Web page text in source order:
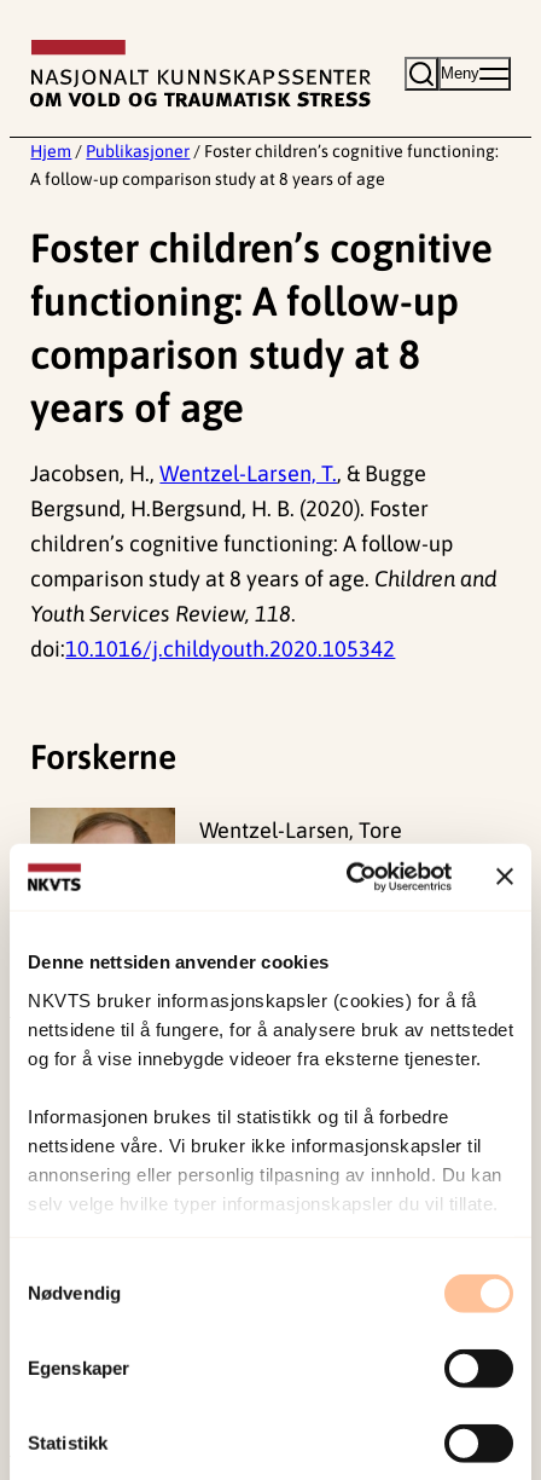
Denne nettsiden anvender cookies
NKVTS bruker informasjonskapsler (cookies) for å få
nettsidene til å fungere, for å analysere bruk av nettstedet
og for å vise innebygde videoer fra eksterne tjenester.
Informasjonen brukes til statistikk og til å forbedre
nettsidene våre. Vi bruker ikke informasjonskapsler til
annonsering eller personlig tilpasning av innhold. Du kan
selv velge hvilke typer informasjonskapsler du vil tillate.
Nødvendig
Egenskaper
Statistikk
innhold
Meny
Hjem / Publikasjoner / Foster children’s cognitive functioning:
A follow-up comparison study at 8 years of age
Foster children’s cognitive
functioning: A follow-up
comparison study at 8
years of age
Jacobsen, H.,Wentzel-Larsen, T., & Bugge
Bergsund, H.Bergsund, H. B. (2020). Foster
children’s cognitive functioning: A follow-up
comparison study at 8 years of age. Children and
Youth Services Review, 118.
doi:10.1016/j.childyouth.2020.105342
Forskerne
Wentzel-Larsen, Tore
Publisert:
19. mars 2026
om vold og traumatisk stress. Formålet er å bidra
sosiale konsekvensene som vold og traumatisk